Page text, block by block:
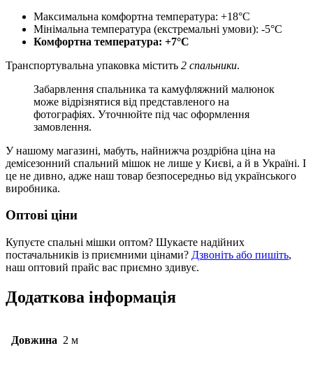
Максимальна комфортна температура: +18°C
Мінімальна температура (екстремальні умови): -5°C
Комфортна температура: +7°C
Транспортувальна упаковка містить 2 спальники.
Забарвлення спальника та камуфляжний малюнок
може відрізнятися від представленого на
фотографіях. Уточнюйте під час оформлення
замовлення.
У нашому магазині, мабуть, найнижча роздрібна ціна на
демісезонний спальний мішок не лише у Києві, а й в Україні. І
це не дивно, адже наш товар безпосередньо від українського
виробника.
Оптові ціни
Купуєте спальні мішки оптом? Шукаєте надійних
постачальників із приємними цінами? Дзвоніть або пишіть,
наш оптовий прайс вас приємно здивує.
Додаткова інформація
Довжина 2 м